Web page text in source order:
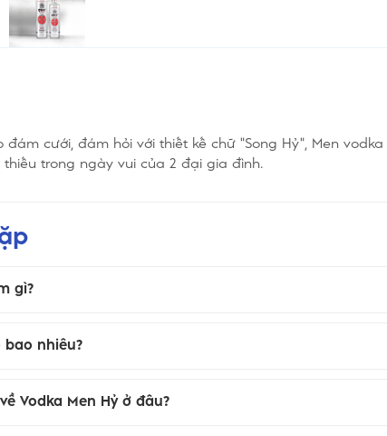
cưới, đám hỏi với thiết kế chữ "Song Hỷ", Men
trong ngày vui của 2 đại gia đình.
gì?
bao nhiêu?
Vodka Men Hỷ ở đâu?